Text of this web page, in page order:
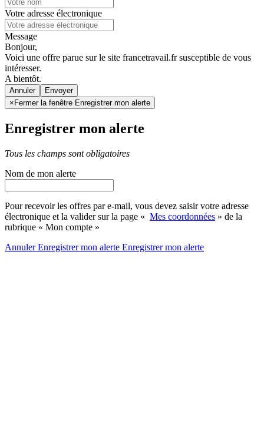
Votre adresse électronique
Message
Bonjour,
Voici une offre parue sur le site francetravail.fr susceptible de vous
intéresser.
A bientôt.
Annuler
× Fermer la fenêtre Enregistrer mon alerte
Enregistrer mon alerte
Tous les champs sont obligatoires
Nom de mon alerte
Pour recevoir les offres par e-mail, vous devez saisir votre adresse
électronique et la valider sur la page « Mes coordonnées » de la
rubrique « Mon compte »
AnnulerEnregistrer mon alerte Enregistrermon alerte